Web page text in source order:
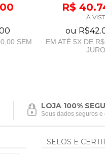
SEM
R$
À
ou
EM ATÉ 5X DE
LOJA 100%
Seus dados seguros
SELOS E